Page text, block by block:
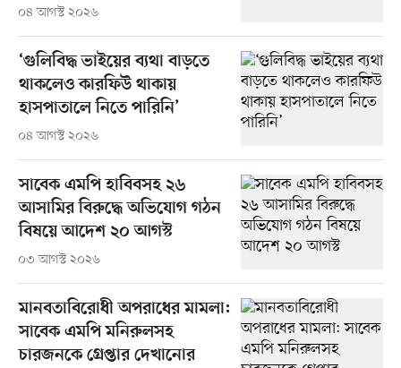
০৪ আগস্ট ২০২৬
‘গুলিবিদ্ধ ভাইয়ের ব্যথা বাড়তে
থাকলেও কারফিউ থাকায়
হাসপাতালে নিতে পারিনি’
০৪ আগস্ট ২০২৬
সাবেক এমপি হাবিবসহ ২৬
আসামির বিরুদ্ধে অভিযোগ গঠন
বিষয়ে আদেশ ২০ আগস্ট
০৩ আগস্ট ২০২৬
মানবতাবিরোধী অপরাধের মামলা:
সাবেক এমপি মনিরুলসহ
চারজনকে গ্রেপ্তার দেখানোর